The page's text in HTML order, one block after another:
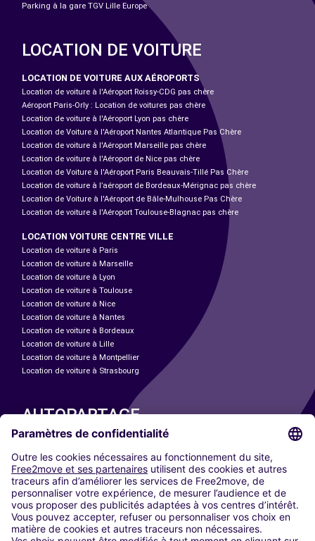
Parking à la gare TGV Lille Europe
LOCATION DE VOITURE
LOCATION DE VOITURE AUX AÉROPORTS
Location de voiture à l'Aéroport Roissy-CDG pas chère
Aéroport Paris-Orly : Location de voitures pas chère
Location de voiture à l'Aéroport Lyon pas chère
Location de Voiture à l'Aéroport Nantes Atlantique Pas Chère
Location de voiture à l'Aéroport Marseille pas chère
Location de voiture à l'Aéroport de Nice pas chère
Location de Voiture à l'Aéroport Paris Beauvais-Tillé Pas Chère
Location de voiture à l’aéroport de Bordeaux-Mérignac pas chère
Location de Voiture à l'Aéroport de Bâle-Mulhouse Pas Chère
Location de voiture à l'Aéroport Toulouse-Blagnac pas chère
LOCATION VOITURE CENTRE VILLE
Location de voiture à Paris
Location de voiture à Marseille
Location de voiture à Lyon
Location de voiture à Toulouse
Location de voiture à Nice
Location de voiture à Nantes
Location de voiture à Bordeaux
Location de voiture à Lille
Location de voiture à Montpellier
Location de voiture à Strasbourg
AUTOPARTAGE
Paris
Madrid
Washington DC
Milan
Rome
Turin
Vienne